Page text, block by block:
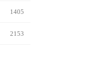
1405
2153